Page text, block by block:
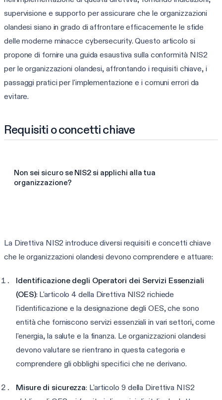
supervisione e supporto per assicurare che le organizzazioni
olandesi siano in grado di affrontare efficacemente le sfide
delle moderne minacce cybersecurity. Questo articolo si
propone di fornire una guida esaustiva sulla conformità NIS2
per le organizzazioni olandesi, affrontando i requisiti chiave, i
passaggi pratici per l'implementazione e i comuni errori da
evitare.
Requisiti o concetti chiave
Non sei sicuro se NIS2 si applichi alla tua
organizzazione?
La Direttiva NIS2 introduce diversi requisiti e concetti chiave
che le organizzazioni olandesi devono comprendere e attuare:
Identificazione degli Operatori dei Servizi Essenziali
(OES): L'articolo 4 della Direttiva NIS2 richiede
l'identificazione e la designazione degli OES, che sono
entità che forniscono servizi essenziali in vari settori, come
l'energia, la salute e la finanza. Le organizzazioni olandesi
devono valutare se rientrano in questa categoria e
comprendere gli obblighi specifici che ne derivano.
Misure di sicurezza: L'articolo 9 della Direttiva NIS2